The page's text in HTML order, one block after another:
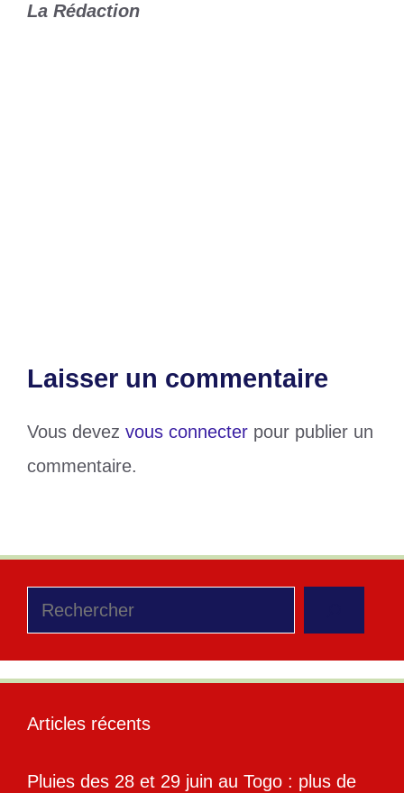
La Rédaction
Laisser un commentaire
Vous devez vous connecter pour publier un
commentaire.
Rechercher
Articles récents
Pluies des 28 et 29 juin au Togo : plus de